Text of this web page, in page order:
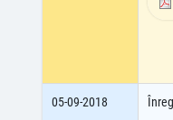
05-09-2018